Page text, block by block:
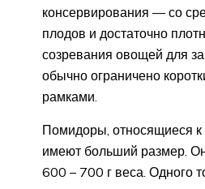
консервирования — со
плодов и достаточно
созревания овощей для
обычно ограничено
рамками.
Помидоры, относящиеся к
имеют больший размер.
600 – 700 г веса. Одного